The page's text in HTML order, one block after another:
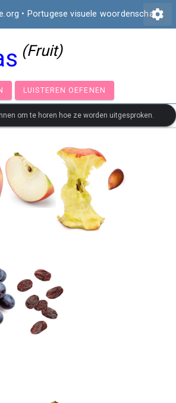
• Portugese visuele woordenschatsettings
(Fruit)
LUISTEREN OEFENEN
om te horen hoe ze worden uitgesproken.